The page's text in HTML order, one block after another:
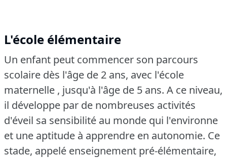
L'école élémentaire
Un enfant peut commencer son parcours
scolaire dès l'âge de 2 ans, avec l'école
maternelle , jusqu'à l'âge de 5 ans. A ce niveau,
il développe par de nombreuses activités
d'éveil sa sensibilité au monde qui l'environne
et une aptitude à apprendre en autonomie. Ce
stade, appelé enseignement pré-élémentaire,